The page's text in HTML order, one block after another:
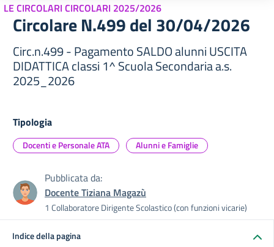
LE CIRCOLARI CIRCOLARI 2025/2026
Circolare N.499 del 30/04/2026
Circ.n.499 - Pagamento SALDO alunni USCITA
DIDATTICA classi 1^ Scuola Secondaria a.s.
2025_2026
Tipologia
Docenti e Personale ATA Alunni e Famiglie
Pubblicata da:
Docente Tiziana Magazù
1 Collaboratore Dirigente Scolastico (con funzioni vicarie)
Indice della pagina